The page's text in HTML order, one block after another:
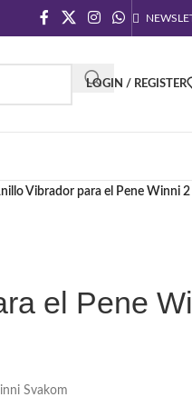
LOGIN / REGISTER
Vibrador para el Pene Winni 2
el Pene
Svakom